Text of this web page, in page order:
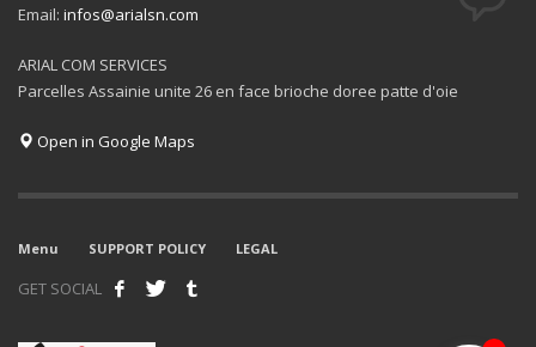
Email: infos@arialsn.com
ARIAL COM SERVICES
Parcelles Assainie unite 26 en face brioche doree patte d'oie
Open in Google Maps
Menu SUPPORT POLICY LEGAL
GET SOCIAL